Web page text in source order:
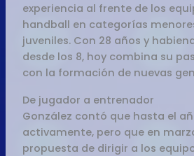
experiencia al frente de los
handball en categorías
juveniles. Con 28 años y
desde los 8, hoy combina su
con la formación de nuevas
De jugador a entrenador
González contó que hasta el
activamente, pero que en
propuesta de dirigir a los